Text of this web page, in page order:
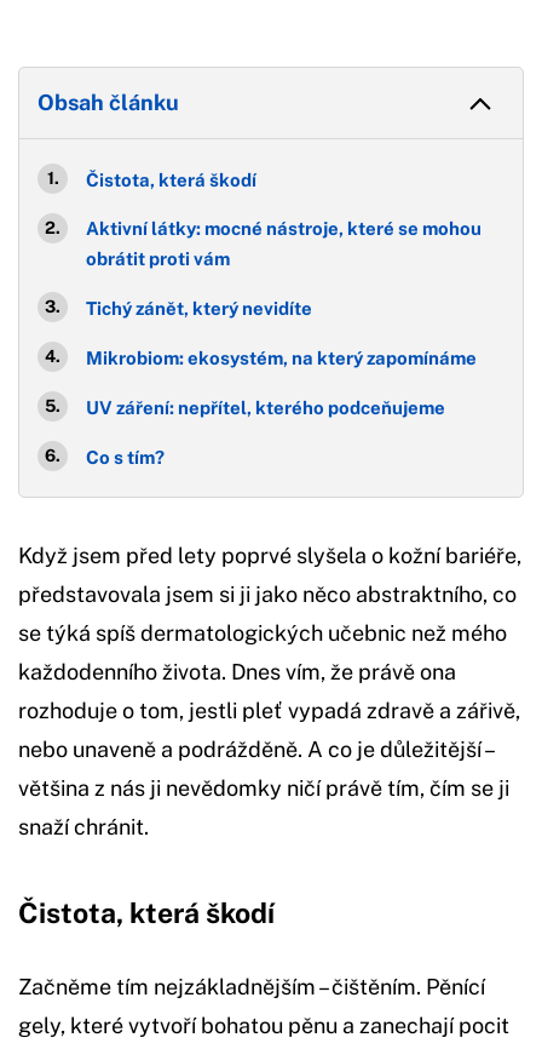
Obsah článku
Čistota, která škodí
Aktivní látky: mocné nástroje, které se mohou
obrátit proti vám
Tichý zánět, který nevidíte
Mikrobiom: ekosystém, na který zapomínáme
UV záření: nepřítel, kterého podceňujeme
Co s tím?
Když jsem před lety poprvé slyšela o kožní bariéře,
představovala jsem si ji jako něco abstraktního, co
se týká spíš dermatologických učebnic než mého
každodenního života. Dnes vím, že právě ona
rozhoduje o tom, jestli pleť vypadá zdravě a zářivě,
nebo unaveně a podrážděně. A co je důležitější –
většina z nás ji nevědomky ničí právě tím, čím se ji
snaží chránit.
Čistota, která škodí
Začněme tím nejzákladnějším – čištěním. Pěnící
gely, které vytvoří bohatou pěnu a zanechají pocit